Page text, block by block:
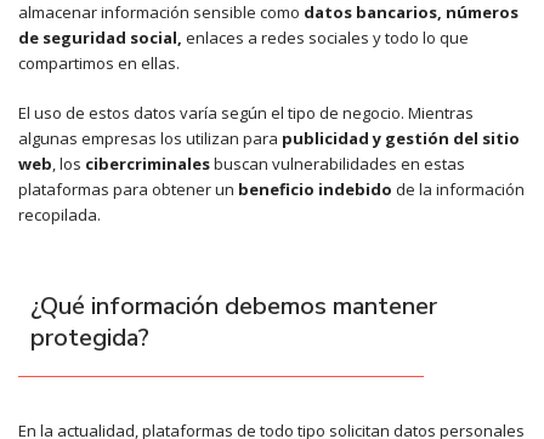
almacenar información sensible como datos bancarios, números
de seguridad social, enlaces a redes sociales y todo lo que
compartimos en ellas.
El uso de estos datos varía según el tipo de negocio. Mientras
algunas empresas los utilizan para publicidad y gestión del sitio
web, los cibercriminalesbuscan vulnerabilidades en estas
plataformas para obtener un beneficio indebido de la información
recopilada.
¿Qué información debemos mantener
protegida?
En la actualidad, plataformas de todo tipo solicitan datos personales